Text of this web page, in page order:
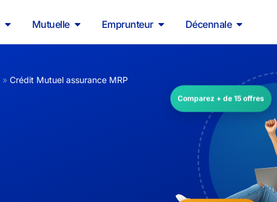
Mutuelle Emprunteur Décennale
» Crédit Mutuel assurance MRP
Comparez + de 15 offres